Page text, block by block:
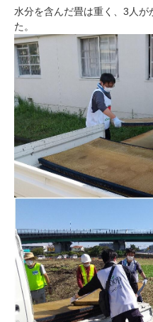
水分を含んだ畳は重く、3人が
た。